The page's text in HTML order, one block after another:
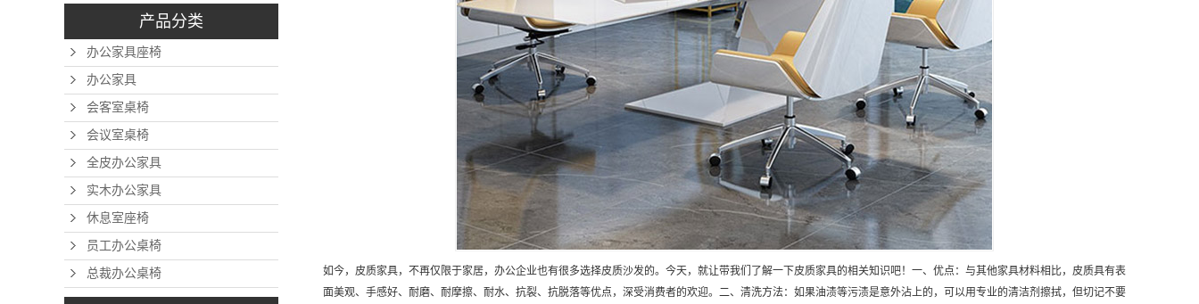
产品分类
办公家具座椅
办公家具
会客室桌椅
会议室桌椅
全皮办公家具
实木办公家具
休息室座椅
员工办公桌椅
总裁办公桌椅
如今，皮质家具，不再仅限于家居，办公企业也有很多选择皮质沙发的。今天，就让带我们了解一下皮质家具的相关知识吧！一、优点：与其他家具材料相比，皮质具有表
面美观、手感好、耐磨、耐摩擦、耐水、抗裂、抗脱落等优点，深受消费者的欢迎。二、清洗方法：如果油渍等污渍是意外沾上的，可以用专业的清洁剂擦拭，但切记不要